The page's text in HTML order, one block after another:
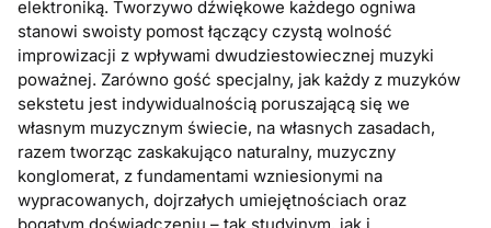
elektroniką. Tworzywo dźwiękowe każdego ogniwa
stanowi swoisty pomost łączący czystą wolność
improwizacji z wpływami dwudziestowiecznej muzyki
poważnej. Zarówno gość specjalny, jak każdy z muzyków
sekstetu jest indywidualnością poruszającą się we
własnym muzycznym świecie, na własnych zasadach,
razem tworząc zaskakująco naturalny, muzyczny
konglomerat, z fundamentami wzniesionymi na
wypracowanych, dojrzałych umiejętnościach oraz